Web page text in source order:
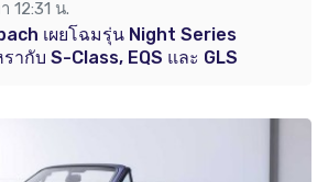
12:31 น.
เผยโฉมรุ่น Night Series
ากับ S-Class, EQS และ GLS